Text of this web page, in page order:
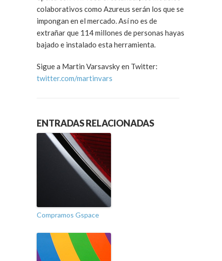
colaborativos como Azureus serán los que se
impongan en el mercado. Así no es de
extrañar que 114 millones de personas hayas
bajado e instalado esta herramienta.
Sigue a Martin Varsavsky en Twitter:
twitter.com/martinvars
ENTRADAS RELACIONADAS
Compramos Gspace